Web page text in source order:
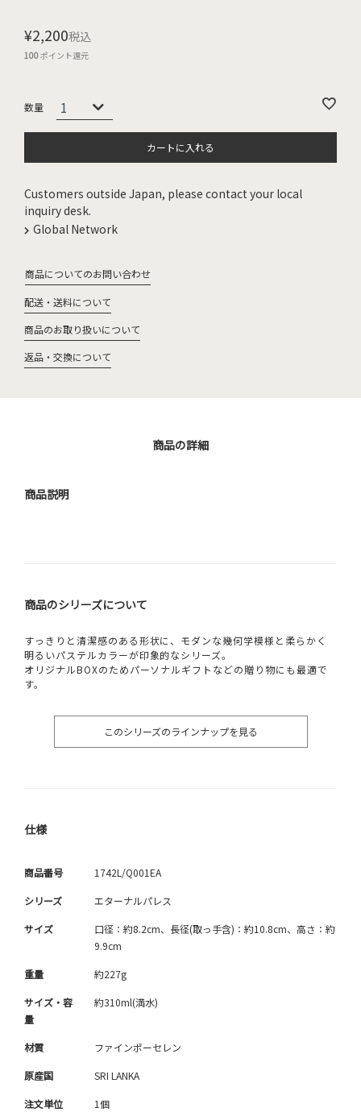
¥2,200税込
100ポイント還元
カートに入れる
Customers outside Japan, please contact your local
inquiry desk.
Global Network
商品についてのお問い合わせ
配送・送料について
商品のお取り扱いについて
返品・交換について
商品の詳細
商品説明
商品のシリーズについて
すっきりと清潔感のある形状に、モダンな幾何学模様と柔らかく
明るいパステルカラーが印象的なシリーズ。
オリジナルBOXのためパーソナルギフトなどの贈り物にも最適で
す。
このシリーズのラインナップを見る
仕様
商品番号 1742L/Q001EA
シリーズ エターナルパレス
サイズ
口径：約8.2cm、長径(取っ手含)：約10.8cm、高さ：約
9.9cm
重量 約227g
サイズ・容
量
約310ml(満水)
材質 ファインポーセレン
原産国 SRI LANKA
注文単位 1個